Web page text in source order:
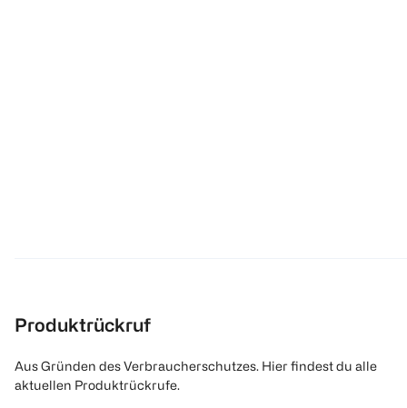
Produktrückruf
Aus Gründen des Verbraucherschutzes. Hier findest du alle
aktuellen Produktrückrufe.